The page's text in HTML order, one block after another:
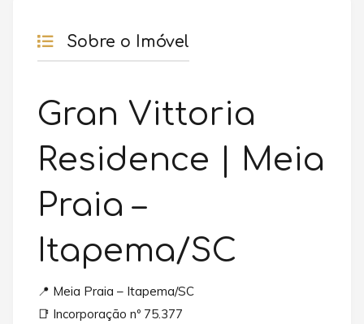
Sobre o Imóvel
Gran Vittoria
Residence | Meia
Praia –
Itapema/SC
📍 Meia Praia – Itapema/SC
📑 Incorporação nº 75.377